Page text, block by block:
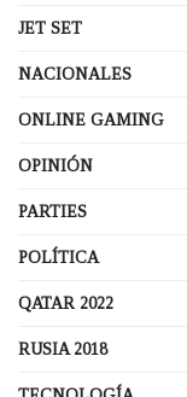
JET SET
NACIONALES
ONLINE GAMING
OPINIÓN
PARTIES
POLÍTICA
QATAR 2022
RUSIA 2018